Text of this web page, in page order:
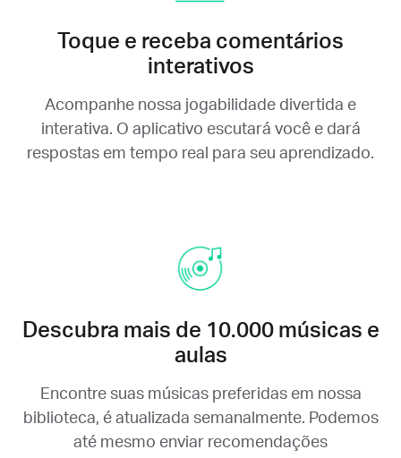
Toque e receba comentários
interativos
Acompanhe nossa jogabilidade divertida e
interativa. O aplicativo escutará você e dará
respostas em tempo real para seu aprendizado.
Descubra mais de 10.000 músicas e
aulas
Encontre suas músicas preferidas em nossa
biblioteca, é atualizada semanalmente. Podemos
até mesmo enviar recomendações